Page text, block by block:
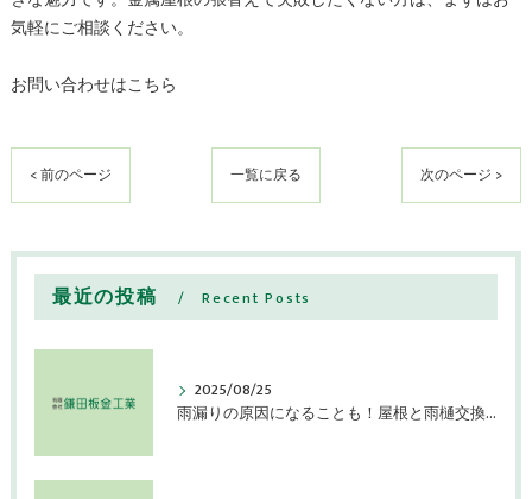
気軽にご相談ください。
お問い合わせはこちら
< 前のページ 一覧に戻る 次のページ >
最近の投稿 Recent Posts
2025/08/25
雨漏りの原因になることも！屋根と雨樋交換を検討すべき症状